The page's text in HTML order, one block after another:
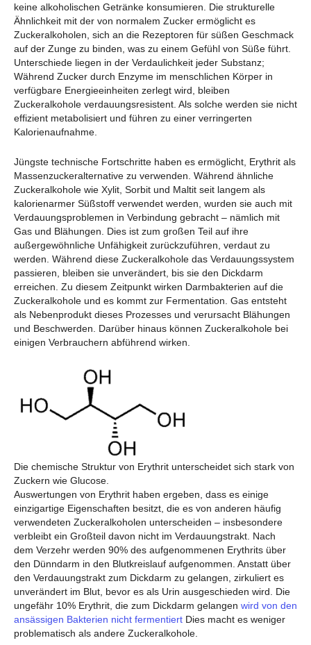
keine alkoholischen Getränke konsumieren. Die strukturelle
Ähnlichkeit mit der von normalem Zucker ermöglicht es
Zuckeralkoholen, sich an die Rezeptoren für süßen Geschmack
auf der Zunge zu binden, was zu einem Gefühl von Süße führt.
Unterschiede liegen in der Verdaulichkeit jeder Substanz;
Während Zucker durch Enzyme im menschlichen Körper in
verfügbare Energieeinheiten zerlegt wird, bleiben
Zuckeralkohole verdauungsresistent. Als solche werden sie nicht
effizient metabolisiert und führen zu einer verringerten
Kalorienaufnahme.
Jüngste technische Fortschritte haben es ermöglicht, Erythrit als
Massenzuckeralternative zu verwenden. Während ähnliche
Zuckeralkohole wie Xylit, Sorbit und Maltit seit langem als
kalorienarmer Süßstoff verwendet werden, wurden sie auch mit
Verdauungsproblemen in Verbindung gebracht – nämlich mit
Gas und Blähungen. Dies ist zum großen Teil auf ihre
außergewöhnliche Unfähigkeit zurückzuführen, verdaut zu
werden. Während diese Zuckeralkohole das Verdauungssystem
passieren, bleiben sie unverändert, bis sie den Dickdarm
erreichen. Zu diesem Zeitpunkt wirken Darmbakterien auf die
Zuckeralkohole und es kommt zur Fermentation. Gas entsteht
als Nebenprodukt dieses Prozesses und verursacht Blähungen
und Beschwerden. Darüber hinaus können Zuckeralkohole bei
einigen Verbrauchern abführend wirken.
Die chemische Struktur von Erythrit unterscheidet sich stark von
Zuckern wie Glucose.
Auswertungen von Erythrit haben ergeben, dass es einige
einzigartige Eigenschaften besitzt, die es von anderen häufig
verwendeten Zuckeralkoholen unterscheiden – insbesondere
verbleibt ein Großteil davon nicht im Verdauungstrakt. Nach
dem Verzehr werden 90% des aufgenommenen Erythrits über
den Dünndarm in den Blutkreislauf aufgenommen. Anstatt über
den Verdauungstrakt zum Dickdarm zu gelangen, zirkuliert es
unverändert im Blut, bevor es als Urin ausgeschieden wird. Die
ungefähr 10% Erythrit, die zum Dickdarm gelangen wird von den
ansässigen Bakterien nicht fermentiert Dies macht es weniger
problematisch als andere Zuckeralkohole.